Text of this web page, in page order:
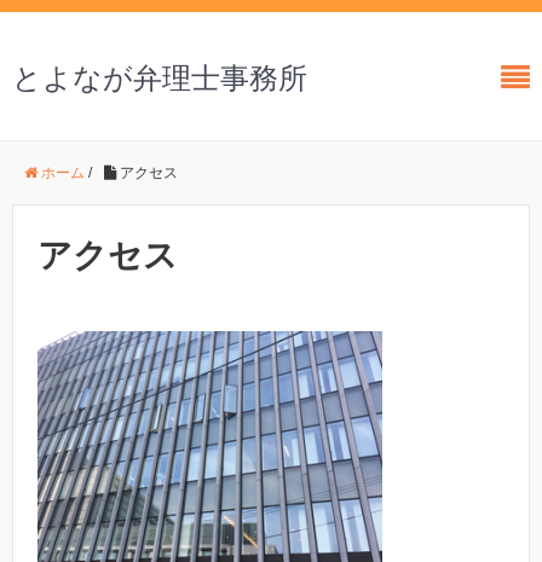
とよなが弁理士事務所
ホーム / アクセス
アクセス